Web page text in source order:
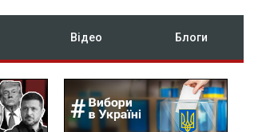
Відео Блоги